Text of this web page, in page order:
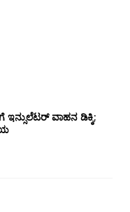
ಇನ್ಸುಲೆಟರ್ ವಾಹನ ಡಿಕ್ಕಿ;